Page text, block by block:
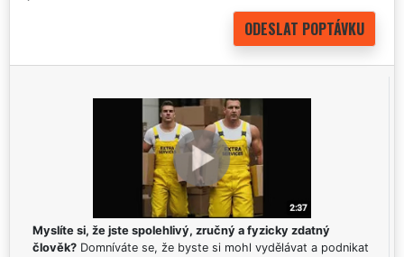
Myslíte si, že jste spolehlivý, zručný a fyzicky zdatný
člověk? Domníváte se, že byste si mohl vydělávat a podnikat